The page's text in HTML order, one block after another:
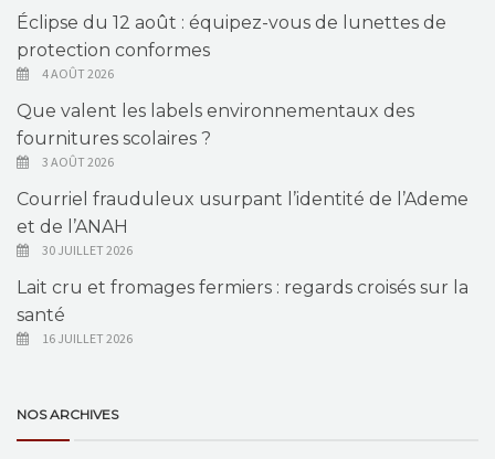
Éclipse du 12 août : équipez-vous de lunettes de
protection conformes
4 AOÛT 2026
Que valent les labels environnementaux des
fournitures scolaires ?
3 AOÛT 2026
Courriel frauduleux usurpant l’identité de l’Ademe
et de l’ANAH
30 JUILLET 2026
Lait cru et fromages fermiers : regards croisés sur la
santé
16 JUILLET 2026
NOS ARCHIVES